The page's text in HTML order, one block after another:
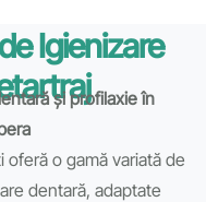
Igienizare
și profilaxie în
oferă o gamă variată de
dentară, adaptate